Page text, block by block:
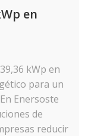
en
kWp en
para un
Enersoste
de
reducir